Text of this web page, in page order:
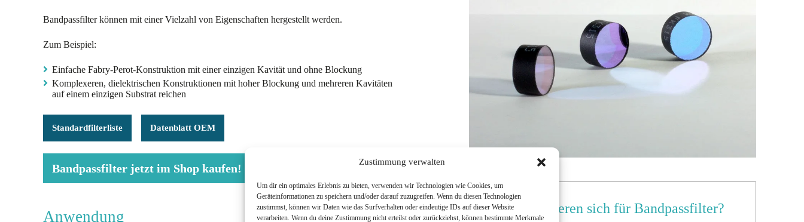
Zustimmung verwalten
Um dir ein optimales Erlebnis zu bieten, verwenden wir Technologien wie Cookies, um
Geräteinformationen zu speichern und/oder darauf zuzugreifen. Wenn du diesen Technologien
zustimmst, können wir Daten wie das Surfverhalten oder eindeutige IDs auf dieser Website
verarbeiten. Wenn du deine Zustimmung nicht erteilst oder zurückziehst, können bestimmte Merkmale
Bandpassfilter können mit einer Vielzahl von Eigenschaften hergestellt werden.
Zum Beispiel:
Einfache Fabry-Perot-Konstruktion mit einer einzigen Kavität und ohne Blockung
Komplexeren, dielektrischen Konstruktionen mit hoher Blockung und mehreren Kavitäten
auf einem einzigen Substrat reichen
Standardfilterliste Datenblatt OEM
Bandpassfilter jetzt im Shop kaufen!
Anwendung
Sie interessieren sich für Bandpassfilter?